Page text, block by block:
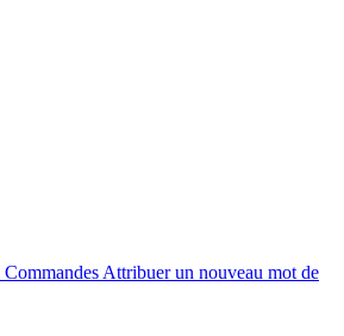
Commandes Attribuer un nouveau mot de